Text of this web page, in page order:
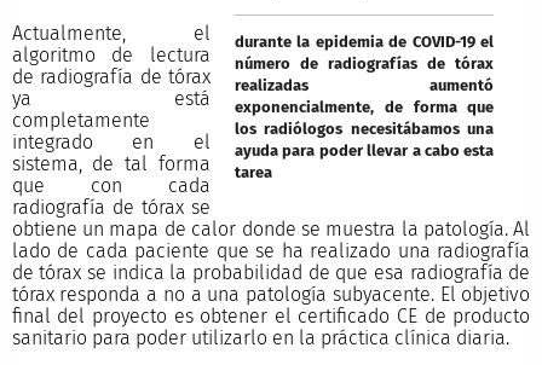
durante la epidemia de COVID-19 el
número de radiografías de tórax
realizadas aumentó
exponencialmente, de forma que
los radiólogos necesitábamos una
ayuda para poder llevar a cabo esta
tarea
Actualmente, el
algoritmo de lectura
de radiografía de tórax
ya está
completamente
integrado en el
sistema, de tal forma
que con cada
radiografía de tórax se
obtiene un mapa de calor donde se muestra la patología. Al
lado de cada paciente que se ha realizado una radiografía
de tórax se indica la probabilidad de que esa radiografía de
tórax responda a no a una patología subyacente. El objetivo
final del proyecto es obtener el certificado CE de producto
sanitario para poder utilizarlo en la práctica clínica diaria.